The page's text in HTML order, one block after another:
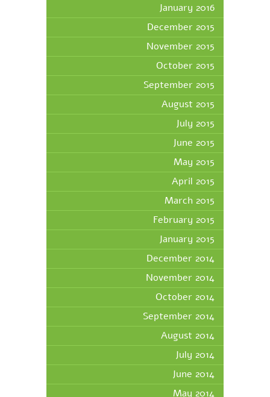
January 2016
December 2015
November 2015
October 2015
September 2015
August 2015
July 2015
June 2015
May 2015
April 2015
March 2015
February 2015
January 2015
December 2014
November 2014
October 2014
September 2014
August 2014
July 2014
June 2014
May 2014